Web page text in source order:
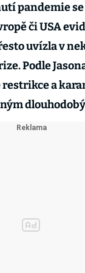
pandemie
či USA
uvízla v
Podle
restrikce a